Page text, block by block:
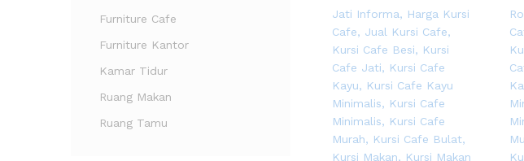
Furniture Cafe
Furniture Kantor
Kamar Tidur
Ruang Makan
Ruang Tamu